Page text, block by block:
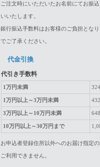
ご注文時にいただいたお名前にてお振
いいたします。
銀行振込手数料はお客様のご負担とな
でご了承ください。
代金引換
代引き手数料
1万円未満
1万円以上～3万円未満
3万円以上～10万円未満
10万円以上～30万円まで
お申込者登録住所以外へのお届け指定の
ご利用できません。